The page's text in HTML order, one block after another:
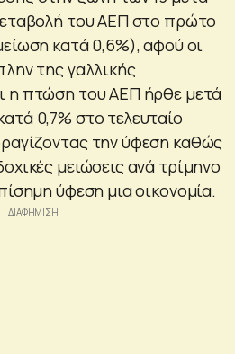
του ΑΕΠ στο πρώτο
κατά 0,6%), αφού οι
της γαλλικής
η πτώση του ΑΕΠ ήρθε μετά
0,7% στο τελευταίο
την ύφεση καθώς
μειώσεις ανά τρίμηνο
ύφεση μια οικονομία.